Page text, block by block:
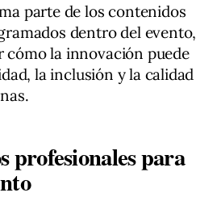
parte de los contenidos
dentro del evento,
cómo la innovación puede
la inclusión y la calidad
profesionales para